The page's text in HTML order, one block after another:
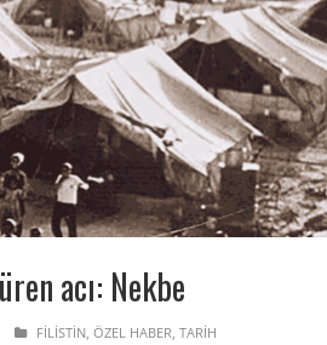
acı: Nekbe
FİLİSTİN, ÖZEL HABER, TARİH